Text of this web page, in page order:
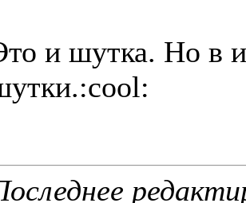
и шутка. Но в